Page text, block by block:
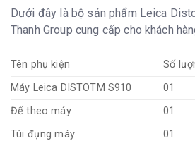
Dưới đây là bộ sản phẩm Leica
Thanh Group cung cấp cho khách
Tên phụ kiện
Số
Máy Leica DISTOTM S910
01
Đế theo máy
01
Túi đựng máy
01